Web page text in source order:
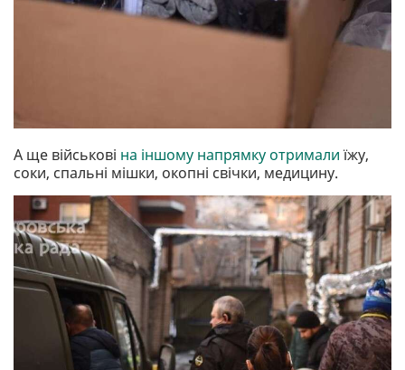
А ще військові на іншому напрямку отримали їжу,
соки, спальні мішки, окопні свічки, медицину.